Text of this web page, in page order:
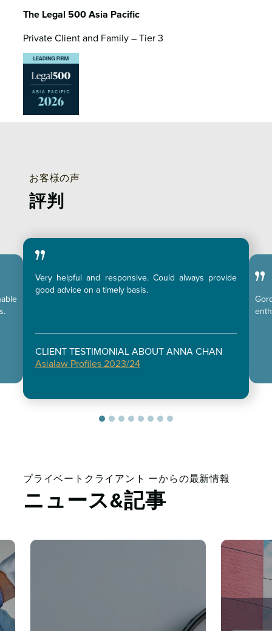
The Legal 500 Asia Pacific
Private Client and Family – Tier 3
お客様の声
評判
Very helpful and responsive. Could always provide
good advice on a timely basis.
CLIENT TESTIMONIAL ABOUT ANNA CHAN
Asialaw Profiles 2023/24
プライベートクライアント ーからの最新情報
ニュース&記事